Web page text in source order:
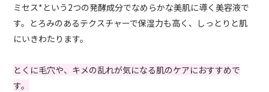
ミセス*という2つの発酵成分でなめらかな美肌に導く美容液で
す。とろみのあるテクスチャーで保湿力も高く、しっとりと肌
にいきわたります。
とくに毛穴や、キメの乱れが気になる肌のケアにおすすめで
す。